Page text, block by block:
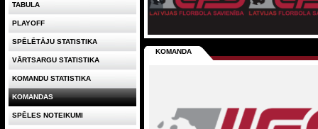
KOMANDA
TABULA
PLAYOFF
SPĒLĒTĀJU STATISTIKA
VĀRTSARGU STATISTIKA
KOMANDU STATISTIKA
KOMANDAS
SPĒLES NOTEIKUMI